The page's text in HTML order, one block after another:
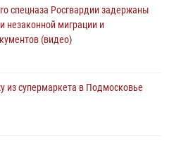
спецназа Росгвардии задержаны
незаконной миграции и
(видео)
из супермаркета в Подмосковье